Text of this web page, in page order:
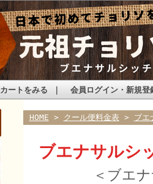
カートをみる 会員ログイン・新規登
HOME > クール便料金表 > ブエ
ブエナサルシ
＜ブエ